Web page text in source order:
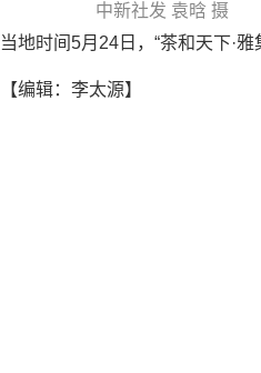
中新社发 袁晗 摄
当地时间5月24日，“茶和天下·
【编辑：李太源】